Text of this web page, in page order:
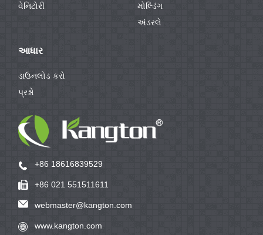
વેનિટોરી
મોલ્ડિંગ
અંડરલે
આધાર
ડાઉનલોડ કરો
પ્રશ્નો
+86 18616839529
+86 021 551511611
webmaster@kangton.com
www.kangton.com